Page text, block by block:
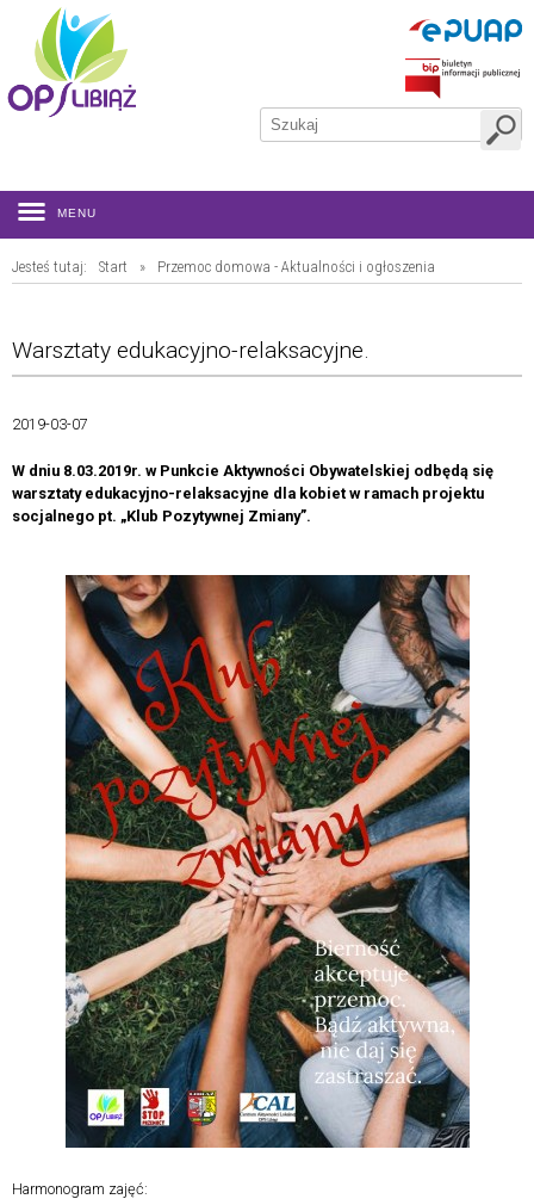
MENU
Jesteś tutaj: Start » Przemoc domowa - Aktualności i ogłoszenia
Warsztaty edukacyjno-relaksacyjne.
2019-03-07
W dniu 8.03.2019r. w Punkcie Aktywności Obywatelskiej odbędą się
warsztaty edukacyjno-relaksacyjne dla kobiet w ramach projektu
socjalnego pt. „Klub Pozytywnej Zmiany”.
Harmonogram zajęć: